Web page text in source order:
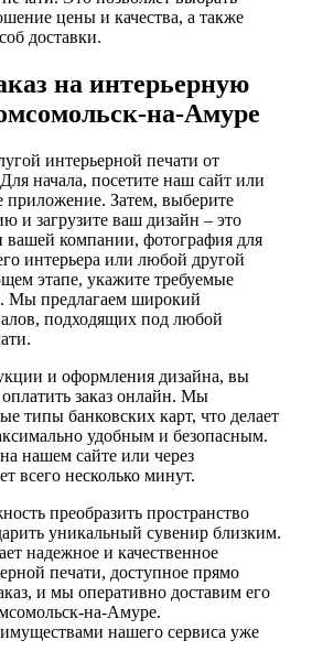
цены и качества, а также
доставки.
на интерьерную
на-Амуре
интерьерной печати от
начала, посетите наш сайт или
приложение. Затем, выберите
и загрузите ваш дизайн – это
вашей компании, фотография для
интерьера или любой другой
этапе, укажите требуемые
Мы предлагаем широкий
подходящих под любой
и оформления дизайна, вы
заказ онлайн. Мы
типы банковских карт, что делает
удобным и безопасным.
нашем сайте или через
всего несколько минут.
преобразить пространство
уникальный сувенир близким.
надежное и качественное
печати, доступное прямо
и мы оперативно доставим его
на-Амуре.
нашего сервиса уже